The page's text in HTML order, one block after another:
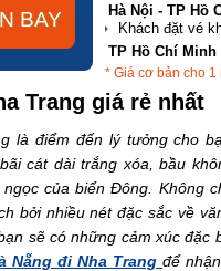
TP Hồ Chí Minh
Hà Nội - Đà
TP Hồ Chí Minh
* Giá cơ bản cho
Trang giá rẻ nhất
là điểm đến lý tưởng cho
cát dài trắng xóa, bầu
của biển Đông. Không
bởi nhiều nét đặc sắc về
sẽ có những cảm xúc đặc
Nẵng đi Nha Trang để